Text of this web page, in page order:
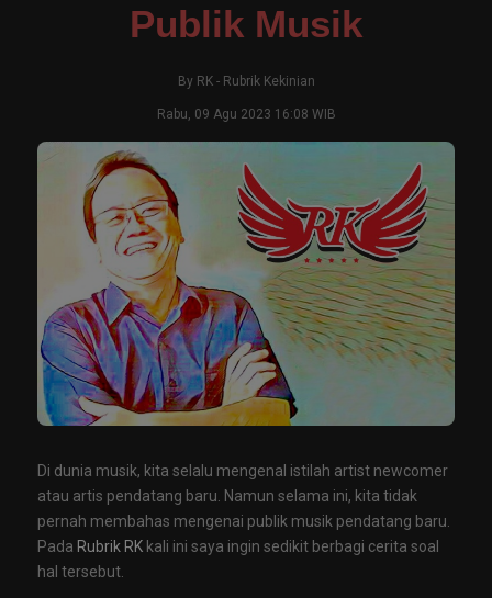
Publik Musik
By RK- Rubrik Kekinian
Rabu, 09 Agu 2023 16:08 WIB
Di dunia musik, kita selalu mengenal istilah artist newcomer
atau artis pendatang baru. Namun selama ini, kita tidak
pernah membahas mengenai publik musik pendatang baru.
Pada Rubrik RK kali ini saya ingin sedikit berbagi cerita soal
hal tersebut.